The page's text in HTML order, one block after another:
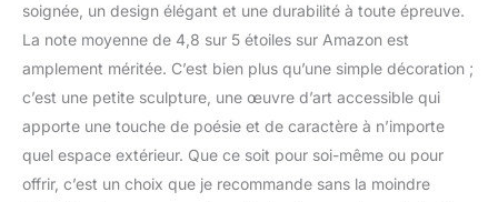
soignée, un design élégant et une durabilité à toute épreuve.
La note moyenne de 4,8 sur 5 étoiles sur Amazon est
amplement méritée. C’est bien plus qu’une simple décoration ;
c’est une petite sculpture, une œuvre d’art accessible qui
apporte une touche de poésie et de caractère à n’importe
quel espace extérieur. Que ce soit pour soi-même ou pour
offrir, c’est un choix que je recommande sans la moindre